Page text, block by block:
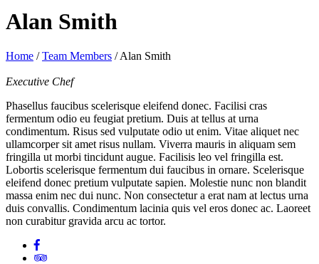
Alan Smith
Home /Team Members /Alan Smith
Executive Chef
Phasellus faucibus scelerisque eleifend donec. Facilisi cras
fermentum odio eu feugiat pretium. Duis at tellus at urna
condimentum. Risus sed vulputate odio ut enim. Vitae aliquet nec
ullamcorper sit amet risus nullam. Viverra mauris in aliquam sem
fringilla ut morbi tincidunt augue. Facilisis leo vel fringilla est.
Lobortis scelerisque fermentum dui faucibus in ornare. Scelerisque
eleifend donec pretium vulputate sapien. Molestie nunc non blandit
massa enim nec dui nunc. Non consectetur a erat nam at lectus urna
duis convallis. Condimentum lacinia quis vel eros donec ac. Laoreet
non curabitur gravida arcu ac tortor.